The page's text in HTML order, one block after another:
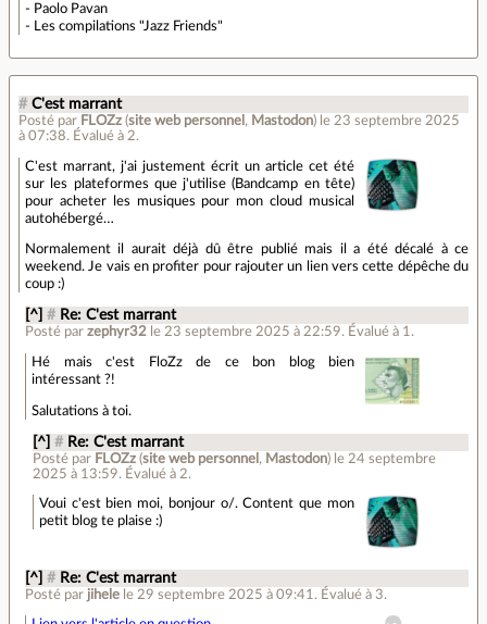
- Paolo Pavan
- Les compilations "Jazz Friends"
# C'est marrant
Posté par FLOZz (site web personnel , Mastodon) le 23 septembre 2025
à 07:38. Évalué à 2.
C'est marrant, j'ai justement écrit un article cet été
sur les plateformes que j'utilise (Bandcamp en tête)
pour acheter les musiques pour mon cloud musical
autohébergé…
Normalement il aurait déjà dû être publié mais il a été décalé à ce
weekend. Je vais en profiter pour rajouter un lien vers cette dépêche du
coup :)
[^] # Re: C'est marrant
Posté parzephyr32 le 23 septembre 2025 à 22:59. Évalué à 1 .
Hé mais c'est FloZz de ce bon blog bien
intéressant ?!
Salutations à toi.
[^] # Re: C'est marrant
Posté par FLOZz(site web personnel , Mastodon) le 24 septembre
2025 à 13:59. Évalué à 2.
Voui c'est bien moi, bonjour o/. Content que mon
petit blog te plaise :)
[^] # Re: C'est marrant
Posté par jihele le 29 septembre 2025 à 09:41 . Évalué à 3.